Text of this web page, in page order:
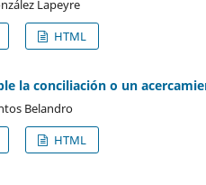
Lapeyre
HTML
la conciliación o un
Belandro
HTML